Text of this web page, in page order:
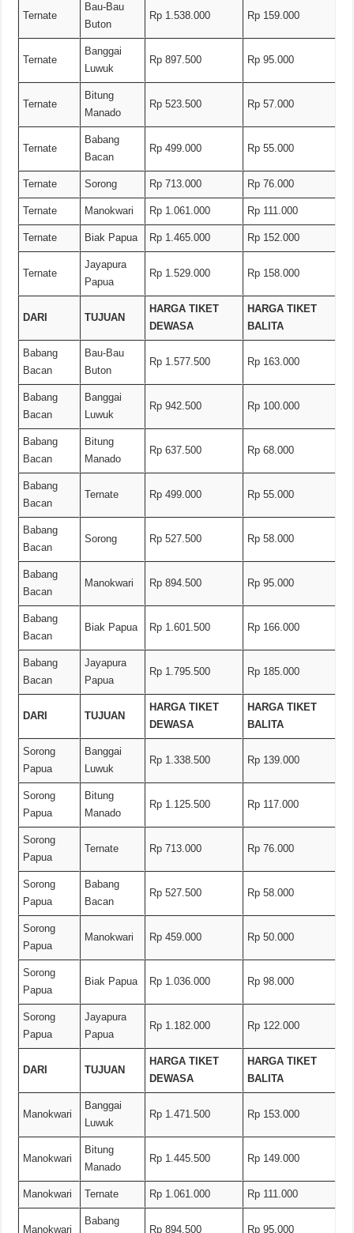
Ternate
Bau-Bau
Buton
Rp 1.538.000 Rp 159.000
Ternate
Banggai
Luwuk
Rp 897.500 Rp 95.000
Ternate
Bitung
Manado
Rp 523.500 Rp 57.000
Ternate
Babang
Bacan
Rp 499.000 Rp 55.000
Ternate Sorong Rp 713.000 Rp 76.000
Ternate Manokwari Rp 1.061.000 Rp 111.000
Ternate Biak Papua Rp 1.465.000 Rp 152.000
Ternate
Jayapura
Papua
Rp 1.529.000 Rp 158.000
DARI TUJUAN
HARGA TIKET
DEWASA
HARGA TIKET
BALITA
Babang
Bacan
Bau-Bau
Buton
Rp 1.577.500 Rp 163.000
Babang
Bacan
Banggai
Luwuk
Rp 942.500 Rp 100.000
Babang
Bacan
Bitung
Manado
Rp 637.500 Rp 68.000
Babang
Bacan
Ternate Rp 499.000 Rp 55.000
Babang
Bacan
Sorong Rp 527.500 Rp 58.000
Babang
Bacan
Manokwari Rp 894.500 Rp 95.000
Babang
Bacan
Biak Papua Rp 1.601.500 Rp 166.000
Babang
Bacan
Jayapura
Papua
Rp 1.795.500 Rp 185.000
DARI TUJUAN
HARGA TIKET
DEWASA
HARGA TIKET
BALITA
Sorong
Papua
Banggai
Luwuk
Rp 1.338.500 Rp 139.000
Sorong
Papua
Bitung
Manado
Rp 1.125.500 Rp 117.000
Sorong
Papua
Ternate Rp 713.000 Rp 76.000
Sorong
Papua
Babang
Bacan
Rp 527.500 Rp 58.000
Sorong
Papua
Manokwari Rp 459.000 Rp 50.000
Sorong
Papua
Biak Papua Rp 1.036.000 Rp 98.000
Sorong
Papua
Jayapura
Papua
Rp 1.182.000 Rp 122.000
DARI TUJUAN
HARGA TIKET
DEWASA
HARGA TIKET
BALITA
Manokwari
Banggai
Luwuk
Rp 1.471.500 Rp 153.000
Manokwari
Bitung
Manado
Rp 1.445.500 Rp 149.000
Manokwari Ternate Rp 1.061.000 Rp 111.000
Manokwari
Babang
Rp 894.500 Rp 95.000